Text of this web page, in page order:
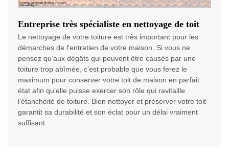
Entreprise très spécialiste en nettoyage de toit
Le nettoyage de votre toiture est très important pour les
démarches de l'entretien de votre maison. Si vous ne
pensez qu’aux dégâts qui peuvent être causés par une
toiture trop abîmée, c’est probable que vous ferez le
maximum pour conserver votre toit de maison en parfait
état afin qu’elle puisse exercer son rôle qui ravitaille
l’étanchéité de toiture. Bien nettoyer et préserver votre toit
garantit sa durabilité et son éclat pour un délai vraiment
suffisant.